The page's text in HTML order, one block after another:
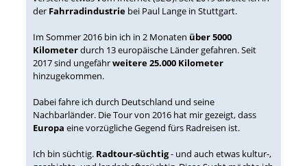
der Fahrradindustrie bei Paul Lange in Stuttgart.
Im Sommer 2016 bin ich in 2 Monaten über 5000
Kilometerdurch 13 europäische Länder gefahren. Seit
2017 sind ungefährweitere 25.000 Kilometer
hinzugekommen.
Dabei fahre ich durch Deutschland und seine
Nachbarländer. Die Tour von 2016 hat mir gezeigt, dass
Europa eine vorzügliche Gegend fürs Radreisen ist.
Ich bin süchtig. Radtour-süchtig- und auch etwas kultur-,